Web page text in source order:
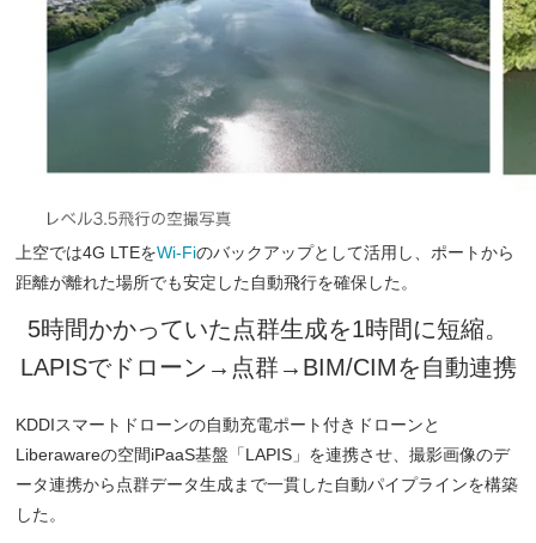
上空では4G LTEをWi-Fiのバックアップとして活用し、ポートから
距離が離れた場所でも安定した自動飛行を確保した。
5時間かかっていた点群生成を1時間に短縮。
LAPISでドローン→点群→BIM/CIMを自動連携
KDDIスマートドローンの自動充電ポート付きドローンと
Liberawareの空間iPaaS基盤「LAPIS」を連携させ、撮影画像のデ
ータ連携から点群データ生成まで一貫した自動パイプラインを構築
した。